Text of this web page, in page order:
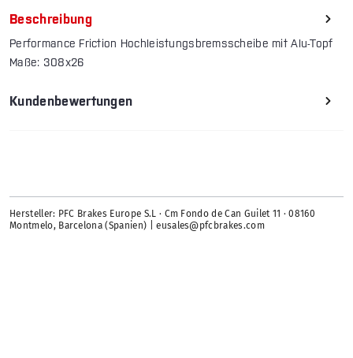
Beschreibung
Performance Friction Hochleistungsbremsscheibe mit Alu-Topf
Maße: 308x26
Kundenbewertungen
Hersteller: PFC Brakes Europe S.L · Cm Fondo de Can Guilet 11 · 08160
Montmelo, Barcelona (Spanien) | eusales@pfcbrakes.com